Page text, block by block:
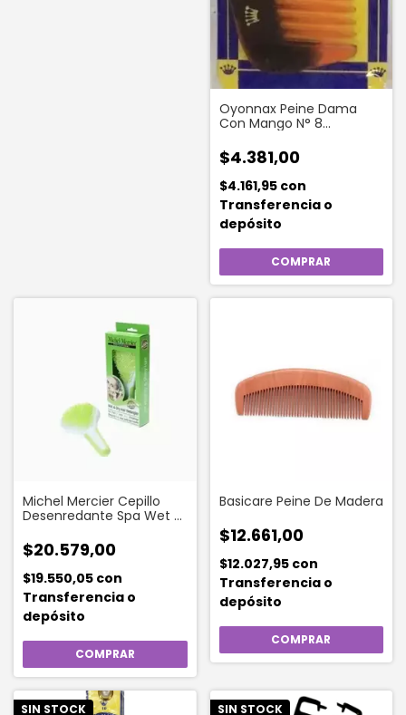
Oyonnax Peine Dama
Con Mango N° 8
Unidad
$4.381,00
$4.161,95 con
Transferencia o
depósito
Michel Mercier Cepillo
Desenredante Spa Wet &
$20.579,00
$19.550,05 con
Transferencia o
depósito
Basicare Peine De Madera
$12.661,00
$12.027,95 con
Transferencia o
depósito
SIN STOCK SIN STOCK